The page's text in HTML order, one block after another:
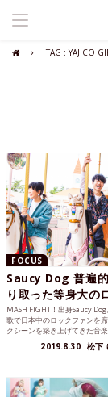
TAG : YAJICO
FOCUS
Saucy Dog 普遍
り取った等身大の
MASH FIGHT！出身Saucy
歌で日本中のロックファンを
クシーンを築き上げてきた音
2019.8.30 松下